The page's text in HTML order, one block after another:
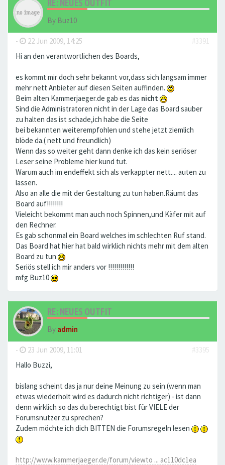
RE: NEUES OUTFIT
By Buz10
- 22 Jun 2009, 14:25
#3391
Hi an den verantwortlichen des Boards,
es kommt mir doch sehr bekannt vor,dass sich langsam immer
mehr nett Anbieter auf diesen Seiten auffinden.
Beim alten Kammerjaeger.de gab es das nicht
Sind die Administratoren nicht in der Lage das Board sauber
zu halten das ist schade,ich habe die Seite
bei bekannten weiterempfohlen und stehe jetzt ziemlich
blöde da.( nett und freundlich)
Wenn das so weiter geht dann denke ich das kein seriöser
Leser seine Probleme hier kund tut.
Warum auch im endeffekt sich als verkappter nett.... auten zu
lassen.
Also an alle die mit der Gestaltung zu tun haben.Räumt das
Board auf!!!!!!!!
Vieleicht bekommt man auch noch Spinnen,und Käfer mit auf
den Rechner.
Es gab schonmal ein Board welches im schlechten Ruf stand.
Das Board hat hier hat bald wirklich nichts mehr mit dem alten
Board zu tun
Seriös stell ich mir anders vor !!!!!!!!!!!!!
mfg Buz10
RE: NEUES OUTFIT
By admin
- 23 Jun 2009, 11:01
#3395
Hallo Buzzi,
bislang scheint das ja nur deine Meinung zu sein (wenn man
etwas wiederholt wird es dadurch nicht richtiger) - ist dann
denn wirklich so das du berechtigt bist für VIELE der
Forumsnutzer zu sprechen?
Zudem möchte ich dich BITTEN die Forumsregeln lesen
http://www.kammerjaeger.de/forum/viewto ... ac110dc1ea